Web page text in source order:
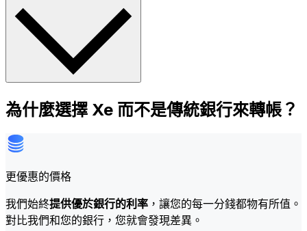
為什麼選擇 Xe 而不是傳統銀行來轉帳？
更優惠的價格
我們始終提供優於銀行的利率 ，讓您的每一分錢都物有所值。
對比我們和您的銀行，您就會發現差異。